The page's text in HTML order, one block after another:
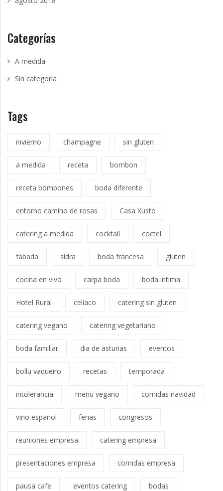
Categorías
A medida
Sin categoría
Tags
invierno champagne sin gluten
a medida receta bombon
receta bombones boda diferente
entorno camino de rosas Casa Xusto
catering a medida cocktail coctel
fabada sidra boda francesa gluten
cocina en vivo carpa boda boda intima
Hotel Rural celíaco catering sin gluten
catering vegano catering vegetariano
boda familiar dia de asturias eventos
bollu vaqueiro recetas temporada
intolerancia menu vegano comidas navidad
vino español ferias congresos
reuniones empresa catering empresa
presentaciones empresa comidas empresa
pausa cafe eventos catering bodas